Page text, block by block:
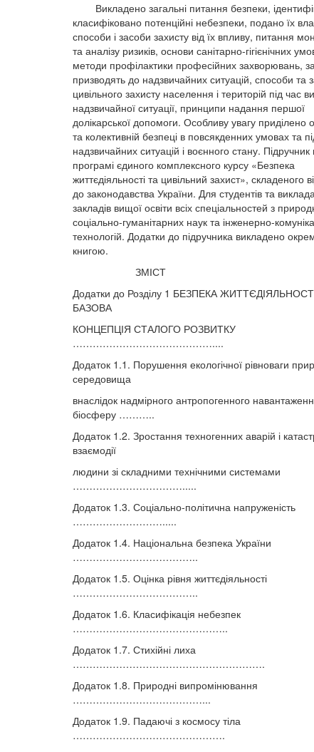
Викладено загальні питання безпеки,
класифіковано потенційні небезпеки, подано їх
способи і засоби захисту від їх впливу, питання
та аналізу ризиків, основи санітарно-гігієнічних
методи профілактики професійних захворювань,
призводять до надзвичайних ситуацій, способи та
цивільного захисту населення і територій під час
надзвичайної ситуації, принципи надання першої
долікарської допомоги. Особливу увагу приділено
та колективній безпеці в повсякденних умовах та
надзвичайних ситуацій і воєнного стану. Підручник
програмі єдиного комплексного курсу «Безпека
життєдіяльності та цивільний захист», складеного
до законодавства України. Для студентів та
закладів вищої освіти всіх спеціальностей з
соціально-гуманітарних наук та інженерно-
технологій. Додатки до підручника викладено
книгою.
ЗМІСТ
Додатки до Розділу 1 БЕЗПЕКА
БАЗОВА
КОНЦЕПЦІЯ СТАЛОГО РОЗВИТКУ
……………………………………....
Додаток 1.1. Порушення екологічної рівноваги
середовища
внаслідок надмірного антропогенного
біосферу ………..
Додаток 1.2. Зростання техногенних аварій і
взаємодії
людини зі складними технічними системами
…………………………….....
Додаток 1.3. Соціально-політична напруженість
……………………….....
Додаток 1.4. Національна безпека України
………………………………..
Додаток 1.5. Оцінка рівня життєдіяльності
………………………………..
Додаток 1.6. Класифікація небезпек
………………………………………..
Додаток 1.7. Стихійні лиха
………………………………………………….
Додаток 1.8. Природні випромінювання
…………………………………...
Додаток 1.9. Падаючі з космосу тіла
……………………………………….